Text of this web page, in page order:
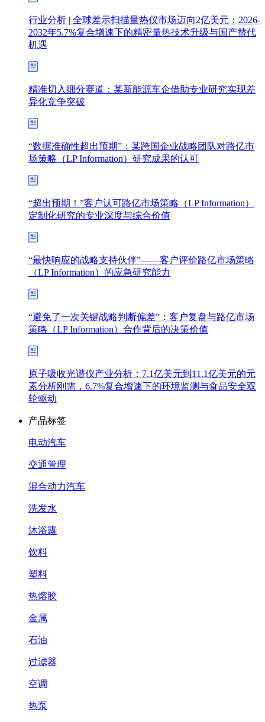
行业分析 | 全球差示扫描量热仪市场迈向2亿美元：2026-
2032年5.7%复合增速下的精密量热技术升级与国产替代
机遇
精准切入细分赛道：某新能源车企借助专业研究实现差
异化竞争突破
“数据准确性超出预期”：某跨国企业战略团队对路亿市
场策略（LP Information）研究成果的认可
“超出预期！”客户认可路亿市场策略（LP Information）
定制化研究的专业深度与综合价值
“最快响应的战略支持伙伴”——客户评价路亿市场策略
（LP Information）的应急研究能力
“避免了一次关键战略判断偏差”：客户复盘与路亿市场
策略（LP Information）合作背后的决策价值
原子吸收光谱仪产业分析：7.1亿美元到11.1亿美元的元
素分析刚需，6.7%复合增速下的环境监测与食品安全双
轮驱动
产品标签
电动汽车
交通管理
混合动力汽车
洗发水
沐浴露
饮料
塑料
热熔胶
金属
石油
过滤器
空调
热泵